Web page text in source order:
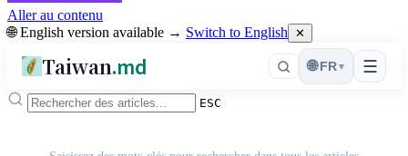
Aller au contenu
🌐 English version available → Switch to English ✕
Taiwan.md ☰
🌐 FR ▾
ESC